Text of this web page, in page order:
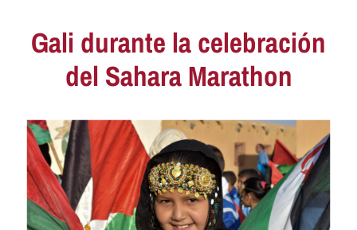
Gali durante la celebración
del Sahara Marathon